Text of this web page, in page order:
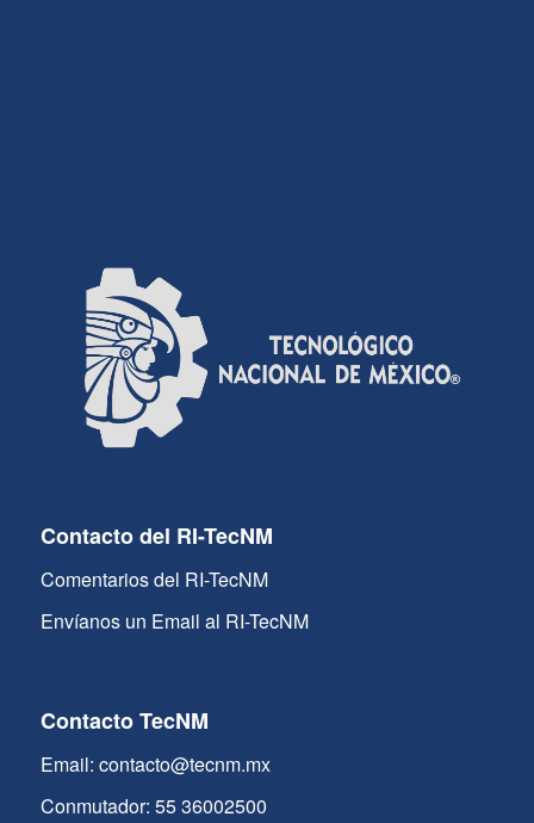
Contacto del RI-TecNM
Comentarios del RI-TecNM
Envíanos un Email al RI-TecNM
Contacto TecNM
Email: contacto@tecnm.mx
Conmutador: 55 36002500